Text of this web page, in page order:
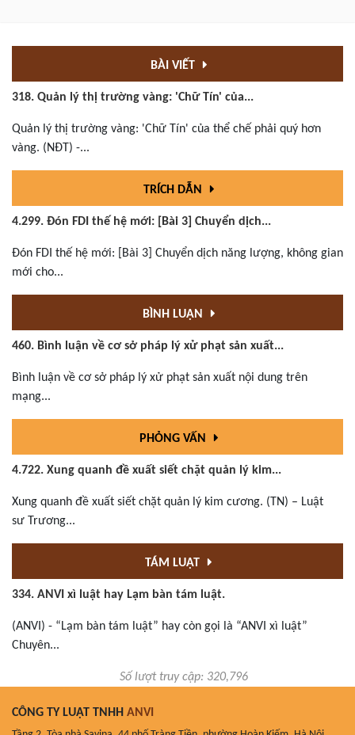
BÀI VIẾT
318. Quản lý thị trường vàng: 'Chữ Tín' của...
Quản lý thị trường vàng: 'Chữ Tín' của thể chế phải quý hơn
vàng. (NĐT) -...
TRÍCH DẪN
4.299. Đón FDI thế hệ mới: [Bài 3] Chuyển dịch...
Đón FDI thế hệ mới: [Bài 3] Chuyển dịch năng lượng, không gian
mới cho...
BÌNH LUẬN
460. Bình luận về cơ sở pháp lý xử phạt sản xuất...
Bình luận về cơ sở pháp lý xử phạt sản xuất nội dung trên
mạng...
PHỎNG VẤN
4.722. Xung quanh đề xuất siết chặt quản lý kim...
Xung quanh đề xuất siết chặt quản lý kim cương. (TN) – Luật
sư Trương...
TÁM LUẬT
334. ANVI xì luật hay Lạm bàn tám luật.
(ANVI) - “Lạm bàn tám luật” hay còn gọi là “ANVI xì luật”
Chuyên...
Số lượt truy cập: 320,796
CÔNG TY LUẬT TNHH ANVI